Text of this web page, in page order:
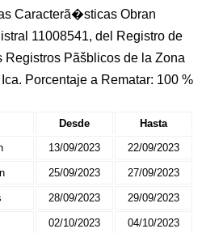
Caracterã�sticas Obran
11008541, del Registro de
Registros Pãšblicos de la Zona
Porcentaje a Rematar: 100 %
Desde
Hasta
13/09/2023 22/09/2023
25/09/2023 27/09/2023
28/09/2023 29/09/2023
02/10/2023 04/10/2023